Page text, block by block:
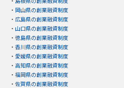
・ 岡山県の創業融資制度
・ 広島県の創業融資制度
・ 山口県の創業融資制度
・ 徳島県の創業融資制度
・ 香川県の創業融資制度
・ 愛媛県の創業融資制度
・ 高知県の創業融資制度
・ 福岡県の創業融資制度
・ 佐賀県の創業融資制度